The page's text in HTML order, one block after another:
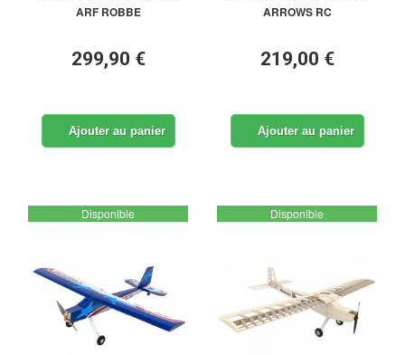
ARF ROBBE
299,90 €
Ajouter au panier
ARROWS RC
219,00 €
Ajouter au panier
Disponible Disponible